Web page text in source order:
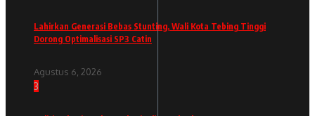
Lahirkan Generasi Bebas Stunting, Wali Kota Tebing Tinggi
Dorong Optimalisasi SP3 Catin
Agustus 6, 2026
3